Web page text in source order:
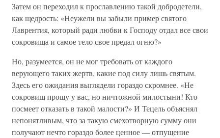
Затем он переходил к прославлению такой добродетели,
как щедрость: «Неужели вы забыли пример святого
Лаврентия, который ради любви к Господу отдал все свои
сокровища и самое тело свое предал огню?»
Но, разумеется, он не мог требовать от каждого
верующего таких жертв, какие под силу лишь святым.
Здесь его ожидания выглядели гораздо скромнее. «Не
сокровищ прошу у вас, но ничтожной милостыни! Кто
посмеет отказать в такой малости?» И Тецель объяснял
непонятливым, что за такую смехотворную сумму они
получают нечто гораздо более ценное — отпущение